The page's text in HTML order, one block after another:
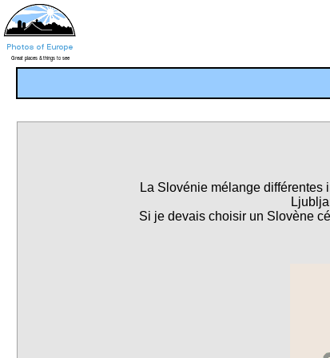
La Slovénie mélange différentes
Si je devais choisir un Slovène